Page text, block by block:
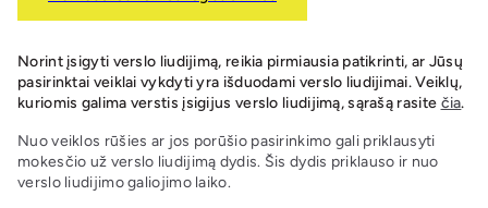
Norint įsigyti verslo liudijimą, reikia pirmiausia patikrinti, ar Jūsų
pasirinktai veiklai vykdyti yra išduodami verslo liudijimai. Veiklų,
kuriomis galima verstis įsigijus verslo liudijimą, sąrašą rasite čia.
Nuo veiklos rūšies ar jos porūšio pasirinkimo gali priklausyti
mokesčio už verslo liudijimą dydis. Šis dydis priklauso ir nuo
verslo liudijimo galiojimo laiko.